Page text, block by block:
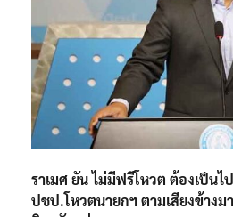
ราเมศ ยัน ไม่มีฟรีโหวต ต้องเป็น
ปชป.โหวตนายกฯ ตามเสียงข้าง